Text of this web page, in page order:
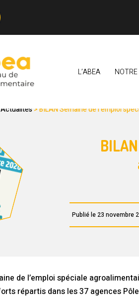
L’ABEA
>BILAN Semaine de l’emploi
Publié le 23 novembre
de l’emploi spéciale
répartis dans les 37 agences